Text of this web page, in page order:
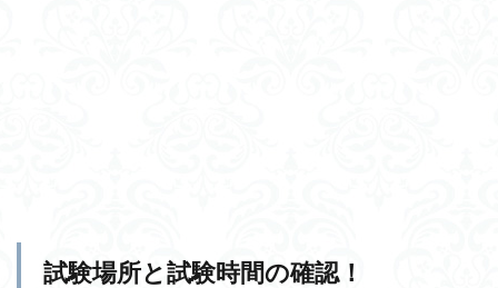
試験場所と試験時間の確認！